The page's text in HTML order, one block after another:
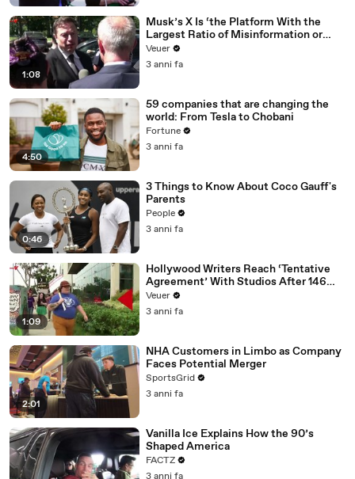
1:08
Musk’s X Is ‘the Platform With the
Largest Ratio of Misinformation or
Disinformation’ Amongst All Social
Media Platforms
Veuer
3 anni fa
4:50
59 companies that are changing the
world: From Tesla to Chobani
Fortune
3 anni fa
0:46
3 Things to Know About Coco Gauff's
Parents
People
3 anni fa
1:09
Hollywood Writers Reach ‘Tentative
Agreement’ With Studios After 146
Day Strike
Veuer
3 anni fa
2:01
NHA Customers in Limbo as Company
Faces Potential Merger
SportsGrid
3 anni fa
Vanilla Ice Explains How the 90’s
Shaped America
FACTZ